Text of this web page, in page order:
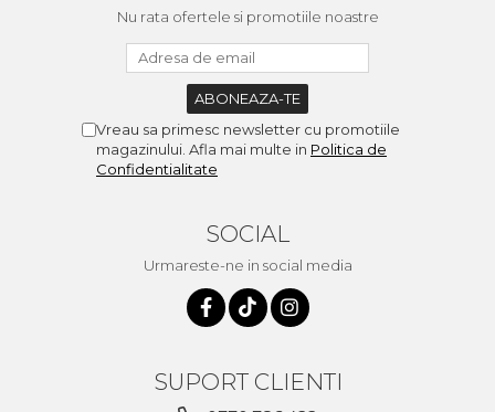
Nu rata ofertele si promotiile noastre
Vreau sa primesc newsletter cu promotiile
magazinului. Afla mai multe in Politica de
Confidentialitate
SOCIAL
Urmareste-ne in social media
SUPORT CLIENTI